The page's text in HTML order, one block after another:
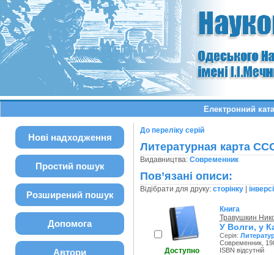
Електронний
Нові надходження
Простий пошук
Розширений пошук
Допомога
Автори
До переліку серій
Литературная карта
Видавництва: Современник
Пов’язані описи:
Відібрати для друку: сторінку|
Доступно
Книга
Травушкин
У Волги, у
Серія:
Современник,
ISBN відсутній